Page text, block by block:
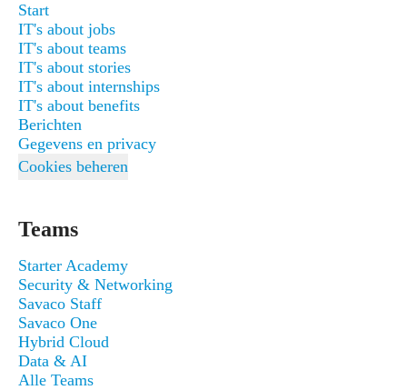
Start
IT's about jobs
IT's about teams
IT's about stories
IT's about internships
IT's about benefits
Berichten
Gegevens en privacy
Cookies beheren
Teams
Starter Academy
Security & Networking
Savaco Staff
Savaco One
Hybrid Cloud
Data & AI
Alle Teams